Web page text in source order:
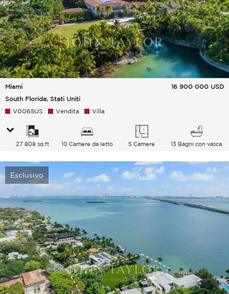
Miami
South Florida, Stati Uniti
16 900 000 USD
V0065US Vendita Villa
27 808 sq ft 10 Camere da letto 5 Camere 13 Bagni con vasca
Esclusivo